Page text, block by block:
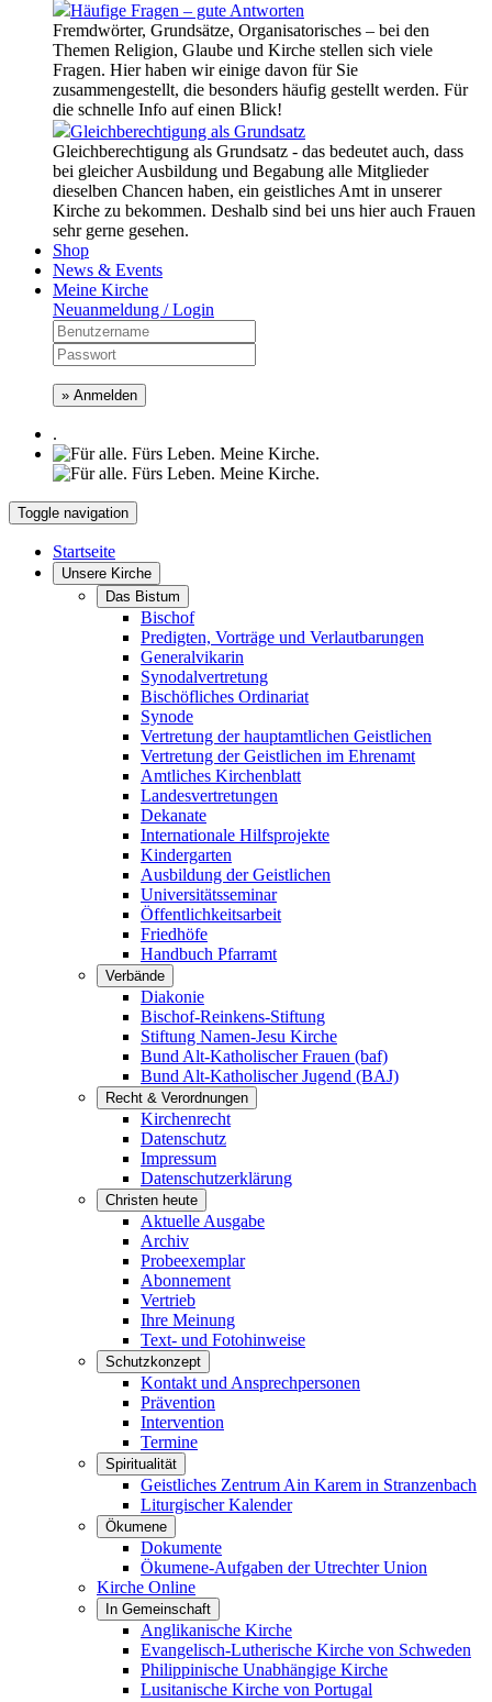
Häufige Fragen – gute Antworten
Fremdwörter, Grundsätze, Organisatorisches – bei den
Themen Religion, Glaube und Kirche stellen sich viele
Fragen. Hier haben wir einige davon für Sie
zusammengestellt, die besonders häufig gestellt werden. Für
die schnelle Info auf einen Blick!
Gleichberechtigung als Grundsatz
Gleichberechtigung als Grundsatz - das bedeutet auch, dass
bei gleicher Ausbildung und Begabung alle Mitglieder
dieselben Chancen haben, ein geistliches Amt in unserer
Kirche zu bekommen. Deshalb sind bei uns hier auch Frauen
sehr gerne gesehen.
Shop
News & Events
Meine Kirche
Neuanmeldung / Login
» Anmelden
.
Toggle navigation
Startseite
Unsere Kirche
Das Bistum
Bischof
Predigten, Vorträge und Verlautbarungen
Generalvikarin
Synodalvertretung
Bischöfliches Ordinariat
Synode
Vertretung der hauptamtlichen Geistlichen
Vertretung der Geistlichen im Ehrenamt
Amtliches Kirchenblatt
Landesvertretungen
Dekanate
Internationale Hilfsprojekte
Kindergarten
Ausbildung der Geistlichen
Universitätsseminar
Öffentlichkeitsarbeit
Friedhöfe
Handbuch Pfarramt
Verbände
Diakonie
Bischof-Reinkens-Stiftung
Stiftung Namen-Jesu Kirche
Bund Alt-Katholischer Frauen (baf)
Bund Alt-Katholischer Jugend (BAJ)
Recht & Verordnungen
Kirchenrecht
Datenschutz
Impressum
Datenschutzerklärung
Christen heute
Aktuelle Ausgabe
Archiv
Probeexemplar
Abonnement
Vertrieb
Ihre Meinung
Text- und Fotohinweise
Schutzkonzept
Kontakt und Ansprechpersonen
Prävention
Intervention
Termine
Spiritualität
Geistliches Zentrum Ain Karem in Stranzenbach
Liturgischer Kalender
Ökumene
Dokumente
Ökumene-Aufgaben der Utrechter Union
Kirche Online
In Gemeinschaft
Anglikanische Kirche
Evangelisch-Lutherische Kirche von Schweden
Philippinische Unabhängige Kirche
Lusitanische Kirche von Portugal